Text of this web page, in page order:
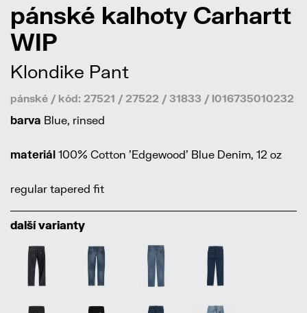
pánské kalhoty Carhartt
WIP
Klondike Pant
pánské / kód: 27521 / 27522 / 31833 / I016735010232
barva Blue, rinsed
materiál 100% Cotton 'Edgewood' Blue Denim, 12 oz
regular tapered fit
další varianty